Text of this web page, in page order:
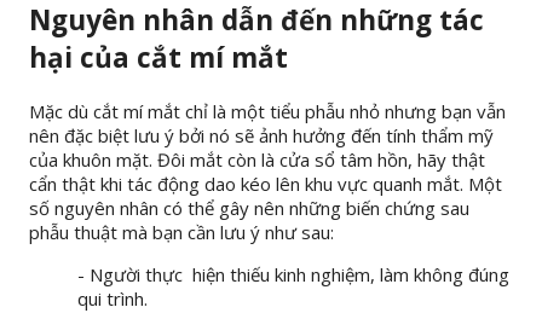
Nguyên nhân dẫn đến những tác
hại của cắt mí mắt
Mặc dù cắt mí mắt chỉ là một tiểu phẫu nhỏ nhưng bạn vẫn
nên đặc biệt lưu ý bởi nó sẽ ảnh hưởng đến tính thẩm mỹ
của khuôn mặt. Đôi mắt còn là cửa sổ tâm hồn, hãy thật
cẩn thật khi tác động dao kéo lên khu vực quanh mắt. Một
số nguyên nhân có thể gây nên những biến chứng sau
phẫu thuật mà bạn cần lưu ý như sau:
- Người thực hiện thiếu kinh nghiệm, làm không đúng
qui trình.